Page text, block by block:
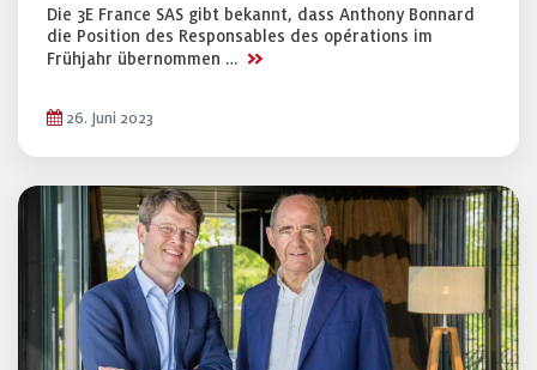
Die 3E France SAS gibt bekannt, dass Anthony Bonnard
die Position des Responsables des opérations im
Frühjahr übernommen … >>
26. Juni 2023